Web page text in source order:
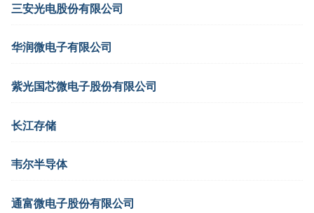
三安光电股份有限公司
华润微电子有限公司
紫光国芯微电子股份有限公司
长江存储
韦尔半导体
通富微电子股份有限公司